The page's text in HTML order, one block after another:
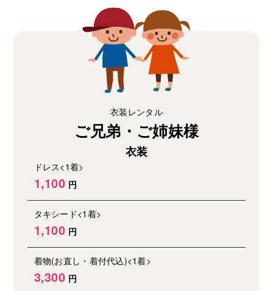
衣装レンタル
ご兄弟・ご姉妹様
衣装
ドレス<1着>
1,100
タキシード<1着>
1,100
着物(お直し・着付代込)<1着>
3,300